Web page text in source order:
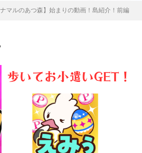
ナマルのあつ森】始まりの動画！島紹介！前編